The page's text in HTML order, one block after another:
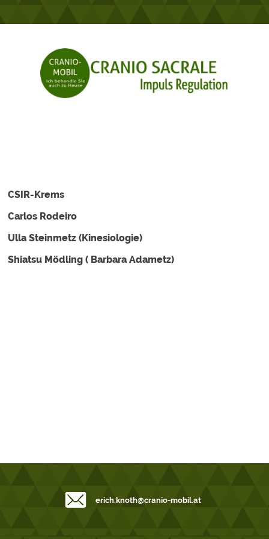
CSIR-Krems
Carlos Rodeiro
Ulla Steinmetz (Kinesiologie)
Shiatsu Mödling ( Barbara Adametz)
erich.knoth@cranio-mobil.at